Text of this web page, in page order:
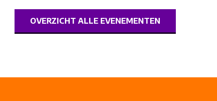
OVERZICHT ALLE EVENEMENTEN